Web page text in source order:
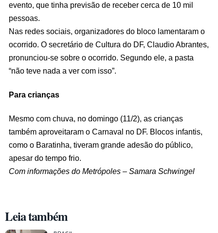
evento, que tinha previsão de receber cerca de 10 mil
pessoas.
Nas redes sociais, organizadores do bloco lamentaram o
ocorrido. O secretário de Cultura do DF, Claudio Abrantes,
pronunciou-se sobre o ocorrido. Segundo ele, a pasta
“não teve nada a ver com isso”.
Para crianças
Mesmo com chuva, no domingo (11/2), as crianças
também aproveitaram o Carnaval no DF. Blocos infantis,
como o Baratinha, tiveram grande adesão do público,
apesar do tempo frio.
Com informações do Metrópoles – Samara Schwingel
Leia também